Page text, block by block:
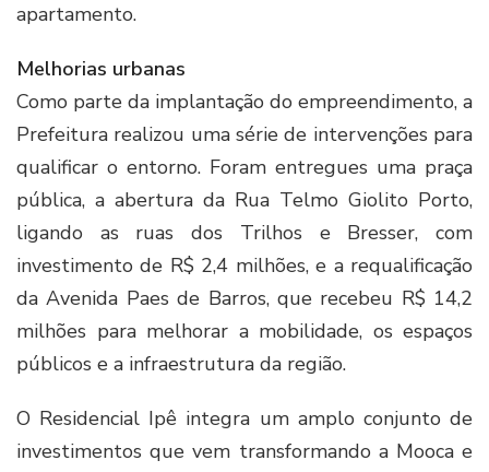
apartamento.
Melhorias urbanas
Como parte da implantação do empreendimento, a
Prefeitura realizou uma série de intervenções para
qualificar o entorno. Foram entregues uma praça
pública, a abertura da Rua Telmo Giolito Porto,
ligando as ruas dos Trilhos e Bresser, com
investimento de R$ 2,4 milhões, e a requalificação
da Avenida Paes de Barros, que recebeu R$ 14,2
milhões para melhorar a mobilidade, os espaços
públicos e a infraestrutura da região.
O Residencial Ipê integra um amplo conjunto de
investimentos que vem transformando a Mooca e